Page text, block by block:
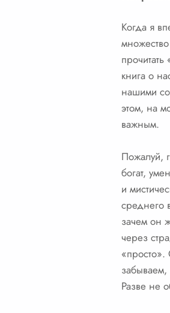
Когда я
книга о
нашими
этом, на
важным.
Пожалуй,
богат,
и
среднего
зачем он
через
Разве не